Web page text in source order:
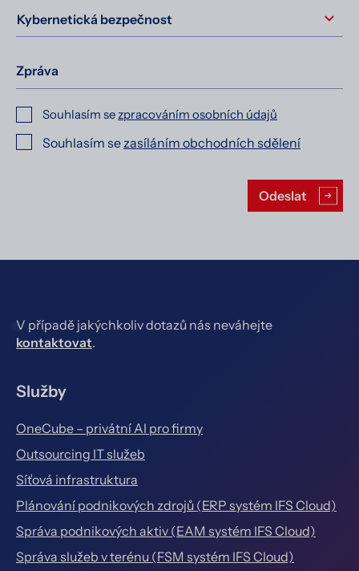
Zpráva
Souhlasím sezpracováním osobních údajů
Souhlasím se zasíláním obchodních sdělení
Odeslat
V případě jakýchkoliv dotazů nás neváhejte
kontaktovat.
Služby
OneCube – privátní AI pro firmy
Outsourcing IT služeb
Síťová infrastruktura
Plánování podnikových zdrojů (ERP systém IFS Cloud)
Správa podnikových aktiv (EAM systém IFS Cloud)
Správa služeb v terénu (FSM systém IFS Cloud)